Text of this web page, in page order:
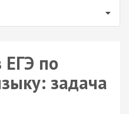
по
задача